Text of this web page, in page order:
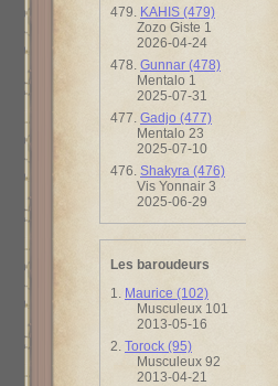
479. KAHIS (479)
Zozo Giste 1
2026-04-24
478. Gunnar (478)
Mentalo 1
2025-07-31
477. Gadjo (477)
Mentalo 23
2025-07-10
476. Shakyra (476)
Vis Yonnair 3
2025-06-29
Les baroudeurs
1. Maurice (102)
Musculeux 101
2013-05-16
2. Torock (95)
Musculeux 92
2013-04-21